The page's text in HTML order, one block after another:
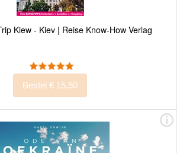
Kiew - Kiev | Reise Know-How Verlag
Bestel € 15,50